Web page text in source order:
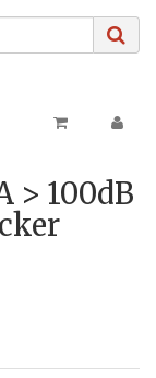
> 100dB